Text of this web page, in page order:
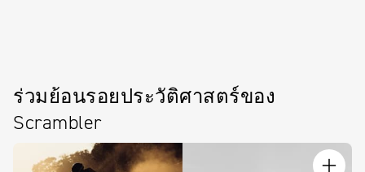
ร่วมย้อนรอยประวัติศาสตร์ของ
Scrambler